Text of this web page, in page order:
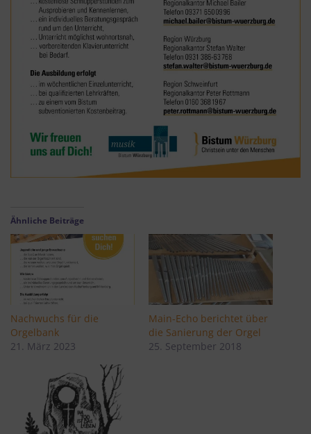
Ähnliche Beiträge
Nachwuchs für die
Orgelbank
21. März 2023
Main-Echo berichtet über
die Sanierung der Orgel
25. September 2018